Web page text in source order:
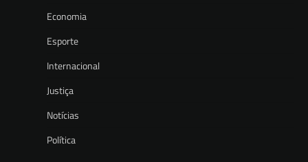
Economia
Esporte
Internacional
Justiça
Notícias
Política